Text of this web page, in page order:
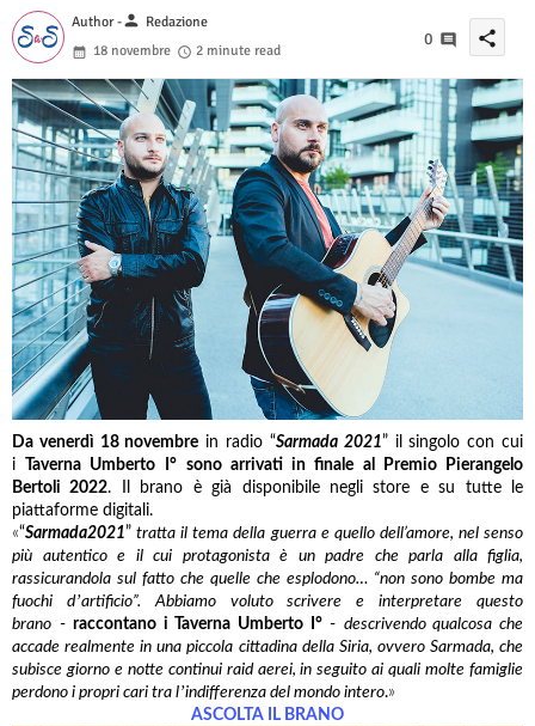
Author -person Redazione
18 novembre
2 minute read
0 share
Da venerdì 18 novembre in radio “Sarmada 2021” il singolo con cui
i
Taverna Umberto I° sono arrivati in finale al Premio Pierangelo
Bertoli 2022. Il brano è già disponibile negli store e su tutte le
piattaforme digitali.
«“Sarmada2021” tratta il tema della guerra e quello dell’amore, nel senso
più autentico e il cui protagonista è un padre che parla alla figlia,
rassicurandola sul fatto che quelle che esplodono… “non sono bombe ma
fuochi d’artificio”. Abbiamo voluto scrivere e interpretare questo
brano -raccontano i Taverna Umberto I°- descrivendo qualcosa che
accade realmente in una piccola cittadina della Siria, ovvero Sarmada, che
subisce giorno e notte continui raid aerei, in seguito ai quali molte famiglie
perdono i propri cari tra l’indifferenza del mondo intero.»
ASCOLTA IL BRANO